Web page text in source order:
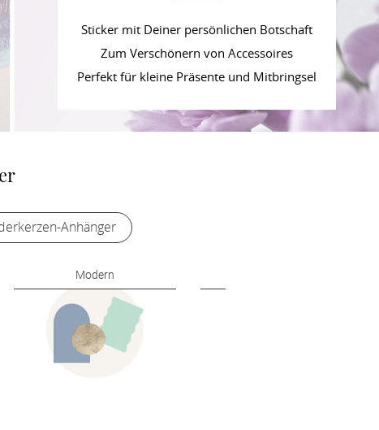
Sticker mit Deiner persönlichen Botschaft
Zum Verschönern von Accessoires
Perfekt für kleine Präsente und Mitbringsel
Anhänger
Modern